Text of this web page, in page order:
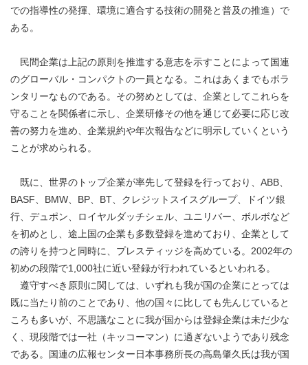
での指導性の発揮、環境に適合する技術の開発と普及の推進）で
ある。
民間企業は上記の原則を推進する意志を示すことによって国連
のグローバル・コンパクトの一員となる。これはあくまでもボラ
ンタリーなものである。その努めとしては、企業としてこれらを
守ることを関係者に示し、企業研修その他を通じて必要に応じ改
善の努力を進め、企業規約や年次報告などに明示していくという
ことが求められる。
既に、世界のトップ企業が率先して登録を行っており、ABB、
BASF、BMW、BP、BT、クレジットスイスグループ、ドイツ銀
行、デュポン、ロイヤルダッチシェル、ユニリバー、ボルボなど
を初めとし、途上国の企業も多数登録を進めており、企業として
の誇りを持つと同時に、プレスティッジを高めている。2002年の
初めの段階で1,000社に近い登録が行われているといわれる。
遵守すべき原則に関しては、いずれも我が国の企業にとっては
既に当たり前のことであり、他の国々に比しても先んじていると
ころも多いが、不思議なことに我が国からは登録企業は未だ少な
く、現段階では一社（キッコーマン）に過ぎないようであり残念
である。国連の広報センター日本事務所長の高島肇久氏は我が国